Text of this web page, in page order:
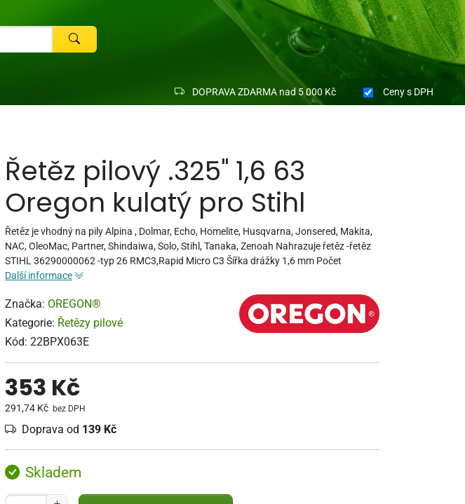
DOPRAVA ZDARMA nad 5 000 Kč Cenys DPH
Řetěz pilový .325" 1,6 63
Oregon kulatý pro Stihl
Řetěz je vhodný na pily Alpina , Dolmar, Echo, Homelite, Husqvarna, Jonsered, Makita,
NAC, OleoMac, Partner, Shindaiwa, Solo, Stihl, Tanaka, Zenoah Nahrazuje řetěz -řetěz
STIHL 36290000062 -typ 26 RMC3,Rapid Micro C3 Šířka drážky 1,6 mm Počet
Další informace
Značka: OREGON®
Kategorie: Řetězy pilové
Kód: 22BPX063E
353 Kč
291,74 Kč bez DPH
Doprava od 139 Kč
Skladem